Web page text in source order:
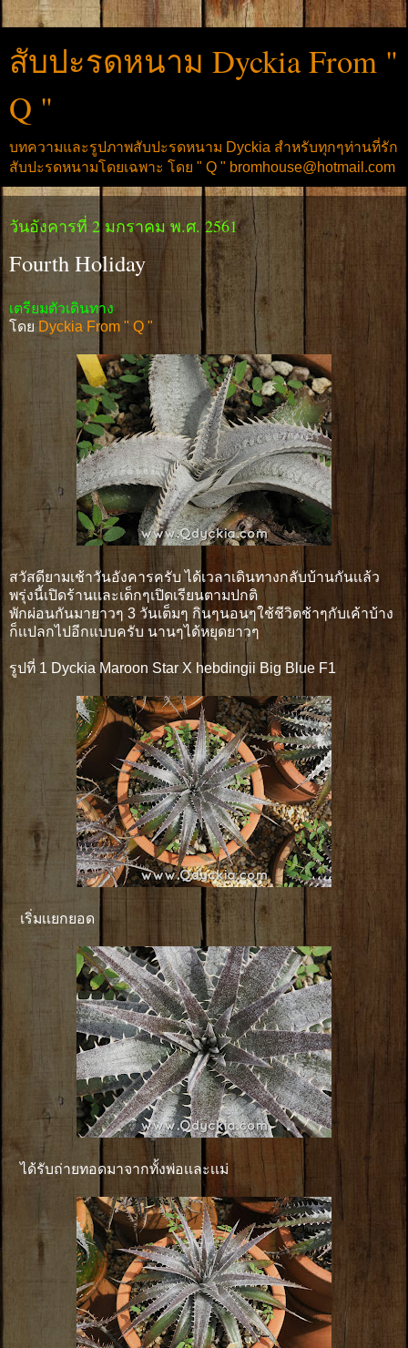
สับปะรดหนาม Dyckia From "
Q "
บทความและรูปภาพสับปะรดหนาม Dyckia สำหรับทุกๆท่านที่รัก
สับปะรดหนามโดยเฉพาะ โดย " Q " bromhouse@hotmail.com
วันอังคารที่ 2 มกราคม พ.ศ. 2561
Fourth Holiday
เตรียมตัวเดินทาง
โดย Dyckia From " Q "
สวัสดียามเช้าวันอังคารครับ ได้เวลาเดินทางกลับบ้านกันเเล้ว
พรุ่งนี้เปิดร้านเเละเด็กๆเปิดเรียนตามปกติ
พักผ่อนกันมายาวๆ 3 วันเต็มๆ กินๆนอนๆใช้ชีวิตช้าๆกับเค้าบ้าง
ก็เเปลกไปอีกแบบครับ นานๆได้หยุดยาวๆ
รูปที่ 1 Dyckia Maroon Star X hebdingii Big Blue F1
เริ่มเเยกยอด
ได้รับถ่ายทอดมาจากทั้งพ่อเเละเเม่